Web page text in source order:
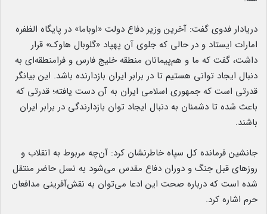
دریادار فدوی گفت: آخرین وزیر دفاع دولت «اوباما» در پایگاه الظفره
امارات ایستاد و در حالی که جلوی آن پهپاد «گلوبال هاوک» قرار
داشت، گفت که ما و هم‌پیمانان منطقه خلیج فارس و فرامنطقه‌ای به
دنبال ایجاد توانی هستیم تا در برابر ایران بازدارنده باشد. این بیانگر
قدرتی است که جمهوری اسلامی ایران به آن دست یافته؛ قدرتی که
باعث شده تا دشمنان به دنبال ایجاد توان بازدارندگی در برابر ایران
باشند.
جانشین فرمانده کل سپاه خاطرنشان کرد: آن‌چه مربوط به انقلاب و
روز‌های قبل جنگ و دوران دفاع مقدس می‌شود به نسل حاضر منتقل
شده است که درباره صحت این ادعا می‌توان به نقش‌آفرینی مدافعان
حرم اشاره کرد.